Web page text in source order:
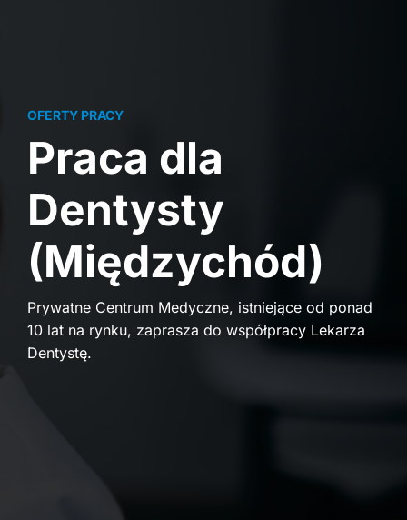
OFERTY PRACY
Praca dla
Dentysty
(Międzychód)
Prywatne Centrum Medyczne, istniejące od ponad
10 lat na rynku, zaprasza do współpracy Lekarza
Dentystę.